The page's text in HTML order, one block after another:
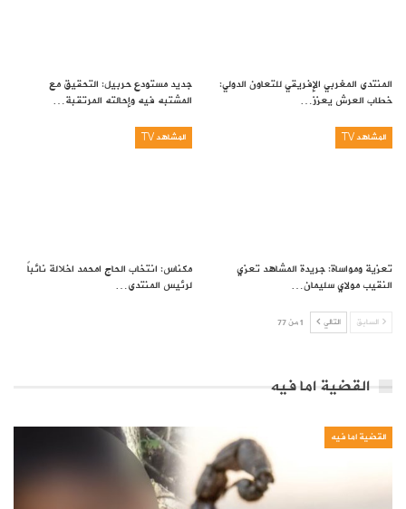
المنتدى المغربي الإفريقي للتعاون الدولي:
خطاب العرش يعزز…
جديد مستودع حربيل: التحقيق مع
المشتبه فيه وإحالته المرتقبة…
المشاهد TV
تعزية ومواساة: جريدة المشاهد تعزي
النقيب مولاي سليمان…
المشاهد TV
مكناس: انتخاب الحاج امحمد اخلالة نائباً
لرئيس المنتدى…
السابق التالي 1 من 77
القضية اما فيه
القضية اما فيه